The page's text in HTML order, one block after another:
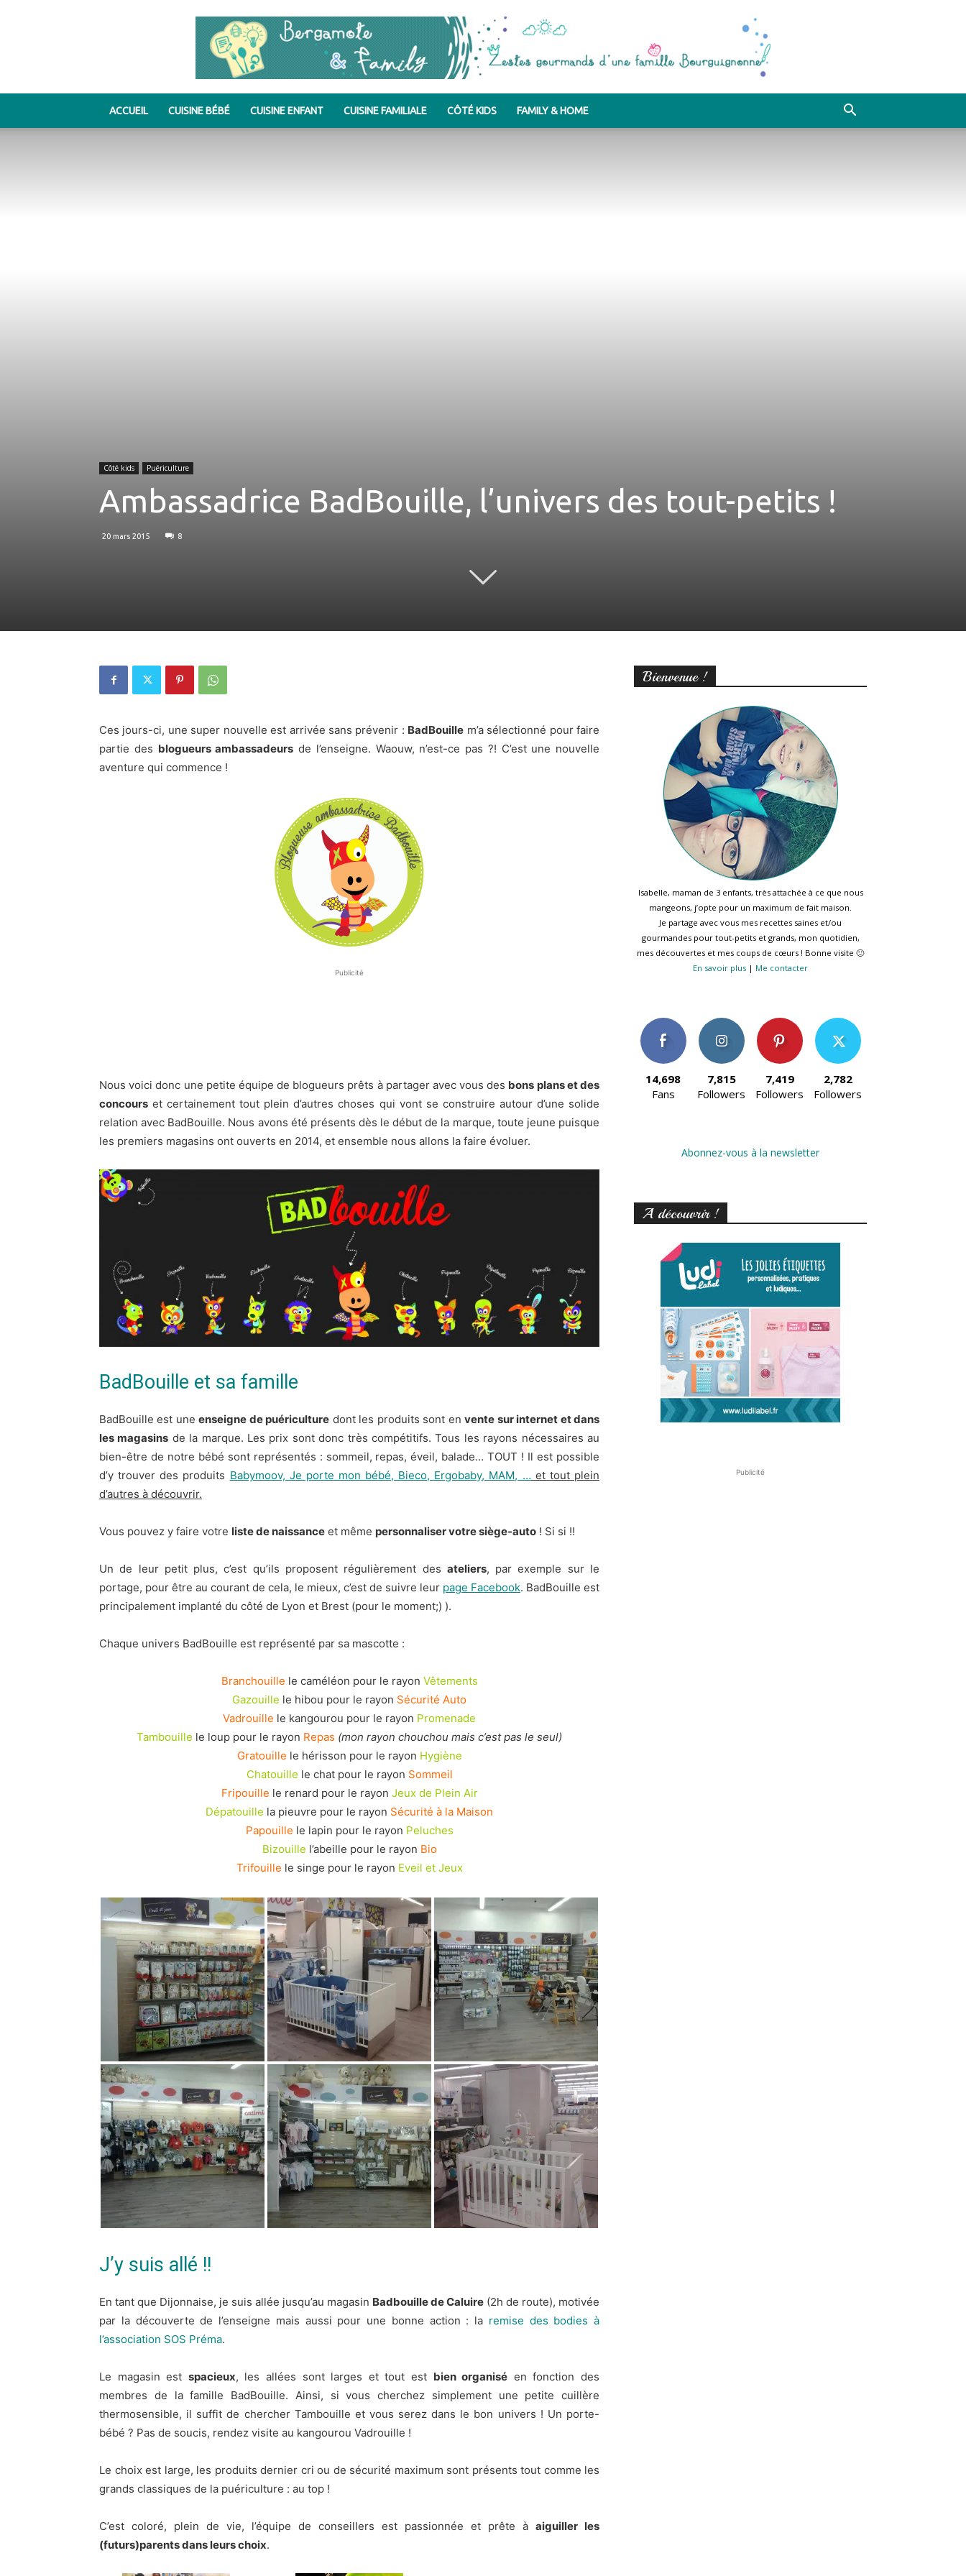
ACCUEIL CUISINE BÉBÉ CUISINE ENFANT CUISINE FAMILIALE CÔTÉ KIDS FAMILY & HOME
Côté kids Puériculture
Ambassadrice BadBouille, l’univers des tout-petits !
20 mars 2015 8
Ces jours-ci, une super nouvelle est arrivée sans prévenir : BadBouille m’a sélectionné pour faire
partie des blogueurs ambassadeurs de l’enseigne. Waouw, n’est-ce pas ?! C’est une nouvelle
aventure qui commence !
Publicité
Nous voici donc une petite équipe de blogueurs prêts à partager avec vous des bons plans et des
concours et certainement tout plein d’autres choses qui vont se construire autour d’une solide
relation avec BadBouille. Nous avons été présents dès le début de la marque, toute jeune puisque
les premiers magasins ont ouverts en 2014, et ensemble nous allons la faire évoluer.
BadBouille et sa famille
BadBouille est uneenseigne de puériculture dont les produits sont envente sur internet et dans
les magasins de la marque. Les prix sont donc très compétitifs. Tous les rayons nécessaires au
bien-être de notre bébé sont représentés : sommeil, repas, éveil, balade… TOUT ! Il est possible
d’y trouver des produits Babymoov, Je porte mon bébé, Bieco, Ergobaby, MAM, … et tout plein
d’autres à découvrir.
Vous pouvez y faire votre liste de naissance et même personnaliser votre siège-auto ! Si si !!
Un de leur petit plus, c’est qu’ils proposent régulièrement des ateliers, par exemple sur le
portage, pour être au courant de cela, le mieux, c’est de suivre leur page Facebook. BadBouille est
principalement implanté du côté de Lyon et Brest (pour le moment;) ).
Chaque univers BadBouille est représenté par sa mascotte :
Branchouille le caméléon pour le rayon Vêtements
Gazouille le hibou pour le rayon Sécurité Auto
Vadrouille le kangourou pour le rayon Promenade
Tambouille le loup pour le rayon Repas (mon rayon chouchou mais c’est pas le seul)
Gratouille le hérisson pour le rayon Hygiène
Chatouille le chat pour le rayon Sommeil
Fripouille le renard pour le rayon Jeux de Plein Air
Dépatouille la pieuvre pour le rayon Sécurité à la Maison
Papouille le lapin pour le rayon Peluches
Bizouille l’abeille pour le rayon Bio
Trifouille le singe pour le rayon Eveil et Jeux
J’y suis allé !!
En tant que Dijonnaise, je suis allée jusqu’au magasin Badbouille de Caluire (2h de route), motivée
par la découverte de l’enseigne mais aussi pour une bonne action : la remise des bodies à
l’association SOS Préma.
Le magasin est spacieux, les allées sont larges et tout est bien organisé en fonction des
membres de la famille BadBouille. Ainsi, si vous cherchez simplement une petite cuillère
thermosensible, il suffit de chercher Tambouille et vous serez dans le bon univers ! Un porte-
bébé ? Pas de soucis, rendez visite au kangourou Vadrouille !
Le choix est large, les produits dernier cri ou de sécurité maximum sont présents tout comme les
grands classiques de la puériculture : au top !
C’est coloré, plein de vie, l’équipe de conseillers est passionnée et prête à aiguiller les
(futurs)parents dans leurs choix.
Bienvenue !
Isabelle, maman de 3 enfants, très attachée à ce que nous
mangeons, j’opte pour un maximum de fait maison.
Je partage avec vous mes recettes saines et/ou
gourmandes pour tout-petits et grands, mon quotidien,
mes découvertes et mes coups de cœurs ! Bonne visite 🙂
En savoir plus | Me contacter
14,698
Fans
7,815
Followers
7,419
Followers
2,782
Followers
Abonnez-vous à la newsletter
A découvrir !
Publicité